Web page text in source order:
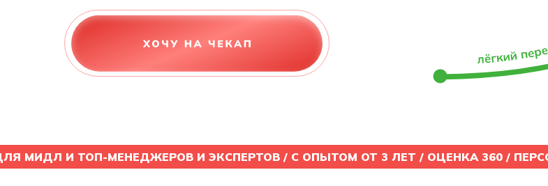
МИДЛ И ТОП-МЕНЕДЖЕРОВ И ЭКСПЕРТОВ / C ОПЫТОМ ОТ 3 ЛЕТ / ОЦЕНКА 360 /